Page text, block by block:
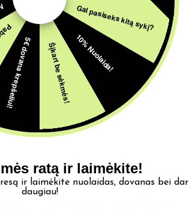
80
AROMATAI
Caraibes Pirates 10ml Full
Moon
4,59
Su PVM
Parduota:1244
Gal pasiseks kitą sykį?
10% Nuolaida!
Šįkart be sėkmės!
5€ dovana krepšeliui!
ratą ir laimėkite!
ir laimėkite nuolaidas, dovanas bei dar
daugiau!